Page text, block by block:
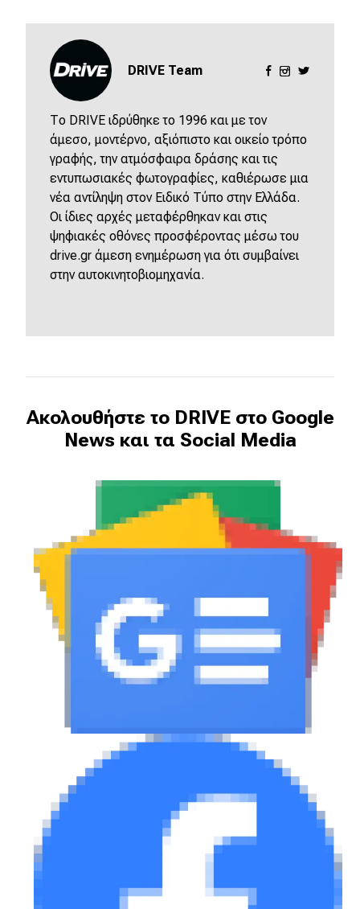
DRIVE Team
Το DRIVE ιδρύθηκε το 1996 και με τον
άμεσο, μοντέρνο, αξιόπιστο και οικείο τρόπο
γραφής, την ατμόσφαιρα δράσης και τις
εντυπωσιακές φωτογραφίες, καθιέρωσε μια
νέα αντίληψη στον Ειδικό Τύπο στην Ελλάδα.
Οι ίδιες αρχές μεταφέρθηκαν και στις
ψηφιακές οθόνες προσφέροντας μέσω του
drive.gr άμεση ενημέρωση για ότι συμβαίνει
στην αυτοκινητοβιομηχανία.
Ακολουθήστε το DRIVE στο Google
News και τα Social Media